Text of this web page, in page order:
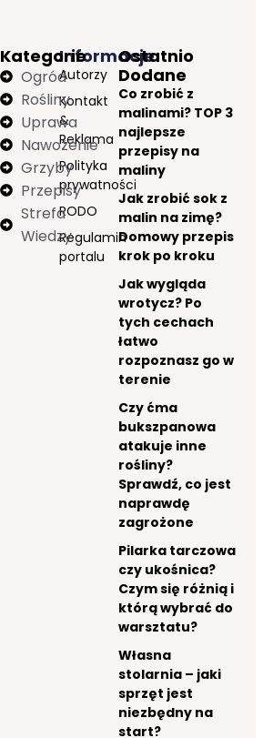
Informacje
Autorzy
Kontakt
&
Reklama
Polityka
prywatności
RODO
Regulamin
portalu
Kategorie
Ogród
Rośliny
Uprawa
Nawożenie
Grzyby
Przepisy
Strefa
Wiedzy
Ostatnio
Dodane
Co zrobić z
malinami? TOP 3
najlepsze
przepisy na
maliny
Jak zrobić sok z
malin na zimę?
Domowy przepis
krok po kroku
Jak wygląda
wrotycz? Po
tych cechach
łatwo
rozpoznasz go w
terenie
Czy ćma
bukszpanowa
atakuje inne
rośliny?
Sprawdź, co jest
naprawdę
zagrożone
Pilarka tarczowa
czy ukośnica?
Czym się różnią i
którą wybrać do
warsztatu?
Własna
stolarnia – jaki
sprzęt jest
niezbędny na
start?